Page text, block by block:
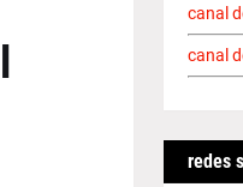
canal
canal
redes